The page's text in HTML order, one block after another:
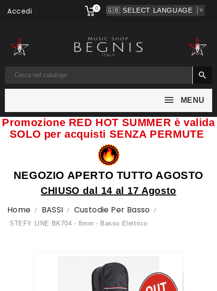
▼
Accedi 0

MENU
Promozione RED HOT SUMMER è valida
SOLO per acquisti SENZA PERMUTE
NEGOZIO APERTO TUTTO AGOSTO
CHIUSO dal 14 al 17 Agosto
Home BASSI Custodie Per Basso
STEFY LINE BK704 - 8mm - Basso Elettrico